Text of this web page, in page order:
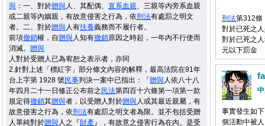
與 ：一、對於贈與人、其配偶、 直系血親、三親等內旁系血親
或二親等內姻親，有故意侵害之行為，依刑法有處罰之明文
者。二、對於贈與人有扶養義務而不履行者。
前項撤銷權，自贈與人知有撤銷原因之時起，一年內不行使而
消滅。 贈與
人對於受贈人已為宥恕之表示者，亦同
2.針對上述「標紅字」部分條文內容的解釋，最高法院在91年
台上字第 1928 號民事判決一案中已指出：「 贈與人依八十八
年四月二十一日修正公布前之 民法第四百十六條第一項第一款
規定得撤銷其贈與者，以受贈人對於贈與人或其最近親屬，有
故意侵害之行為，依刑法有處罰之明文者為限。並不包括受贈
人單純對於贈與人之『財產』，有故意之侵害行為在內。是受
刑法第312條
對於已死之人
對於已死之
元以下罰金
事實發生如
個活動中被